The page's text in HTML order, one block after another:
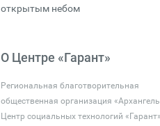
открытым небом
О Центре «Гарант»
Региональная благотворительная
общественная организация
Центр социальных технологий